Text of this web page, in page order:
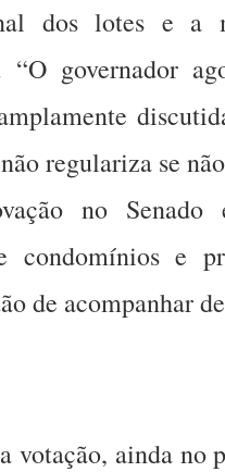
dos lotes e a
“O governador
regulariza se
no
condomínios e
de acompanhar
votação, ainda no